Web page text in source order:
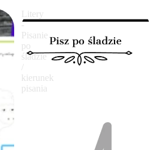
Litery
-
Pisanie
po
śladzie
kierunek
pisania